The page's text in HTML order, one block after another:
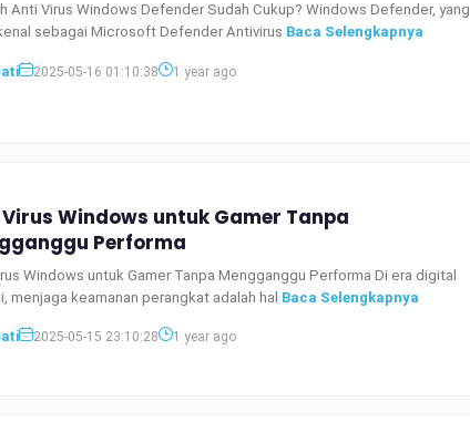
Anti Virus Windows Defender Sudah Cukup? Windows Defender, yang
sebagai Microsoft Defender Antivirus Baca Selengkapnya
2025-05-16 01:10:38 1 year ago
Windows untuk Gamer Tanpa
Performa
Windows untuk Gamer Tanpa Mengganggu Performa Di era digital
menjaga keamanan perangkat adalah hal Baca Selengkapnya
2025-05-15 23:10:28 1 year ago